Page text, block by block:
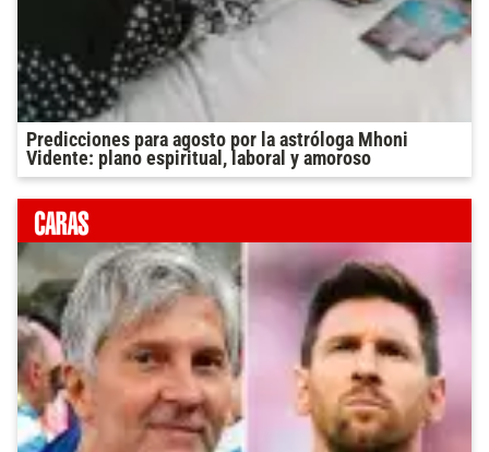
Predicciones para agosto por la astróloga Mhoni
Vidente: plano espiritual, laboral y amoroso